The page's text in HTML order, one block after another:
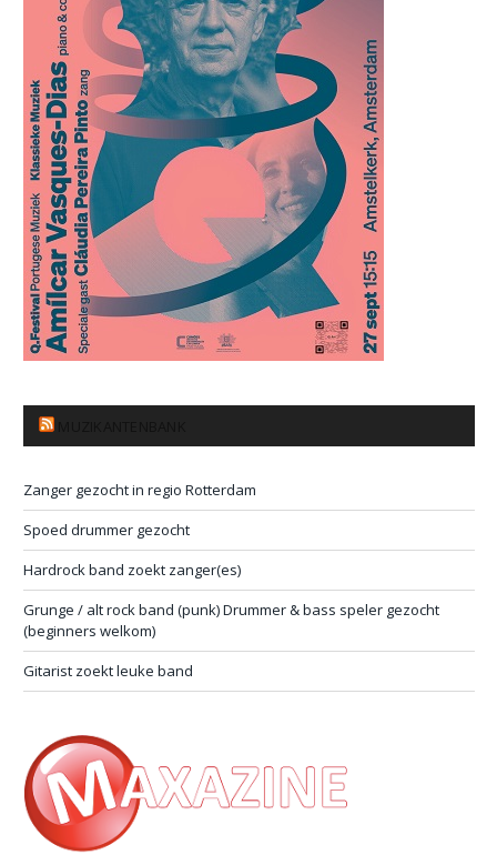
Zanger gezocht in regio Rotterdam
Spoed drummer gezocht
Hardrock band zoekt zanger(es)
Grunge / alt rock band (punk) Drummer & bass speler gezocht
(beginners welkom)
Gitarist zoekt leuke band